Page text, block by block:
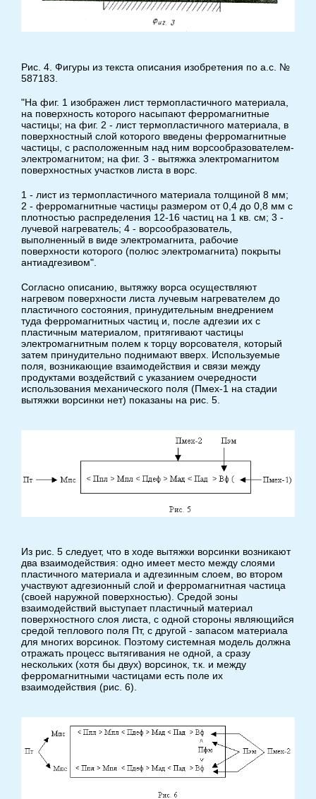
Рис. 4. Фигуры из текста описания изобретения по а.с. №
587183.
"На фиг. 1 изображен лист термопластичного материала,
на поверхность которого насыпают ферромагнитные
частицы; на фиг. 2 - лист термопластичного материала, в
поверхностный слой которого введены ферромагнитные
частицы, с расположенным над ним ворсообразователем-
электромагнитом; на фиг. 3 - вытяжка электромагнитом
поверхностных участков листа в ворс.
1 - лист из термопластичного материала толщиной 8 мм;
2 - ферромагнитные частицы размером от 0,4 до 0,8 мм с
плотностью распределения 12-16 частиц на 1 кв. см; 3 -
лучевой нагреватель; 4 - ворсообразователь,
выполненный в виде электромагнита, рабочие
поверхности которого (полюс электромагнита) покрыты
антиадгезивом".
Согласно описанию, вытяжку ворса осуществляют
нагревом поверхности листа лучевым нагревателем до
пластичного состояния, принудительным внедрением
туда ферромагнитных частиц и, после адгезии их с
пластичным материалом, притягивают частицы
электромагнитным полем к торцу ворсователя, который
затем принудительно поднимают вверх. Используемые
поля, возникающие взаимодействия и связи между
продуктами воздействий с указанием очередности
использования механического поля (Пмех-1 на стадии
вытяжки ворсинки нет) показаны на рис. 5.
Из рис. 5 следует, что в ходе вытяжки ворсинки возникают
два взаимодействия: одно имеет место между слоями
пластичного материала и адгезинным слоем, во втором
участвуют адгезионный слой и ферромагнитная частица
(своей наружной поверхностью). Средой зоны
взаимодействий выступает пластичный материал
поверхностного слоя листа, с одной стороны являющийся
средой теплового поля Пт, с другой - запасом материала
для многих ворсинок. Поэтому системная модель должна
отражать процесс вытягивания не одной, а сразу
нескольких (хотя бы двух) ворсинок, т.к. и между
ферромагнитными частицами есть поле их
взаимодействия (рис. 6).